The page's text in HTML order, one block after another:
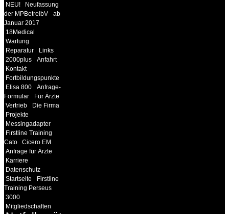
NEU!
Neufassung
der MPBetreibV
ab
Januar 2017
18Medical
Wartung
Reparatur
Links
2000plus
Anfahrt
Kontakt
Fortbildungspunkte
Elisa 800
Anfrage-
Formular
Für Ärzte
Vertrieb
Die Firma
Projekte
Messingadapter
Firstline Training
Cato
Cicero EM
Anfrage für Ärzte
Karriere
Datenschutz
Startseite
Firstline
Training Perseus
3000
Mitgliedschaften